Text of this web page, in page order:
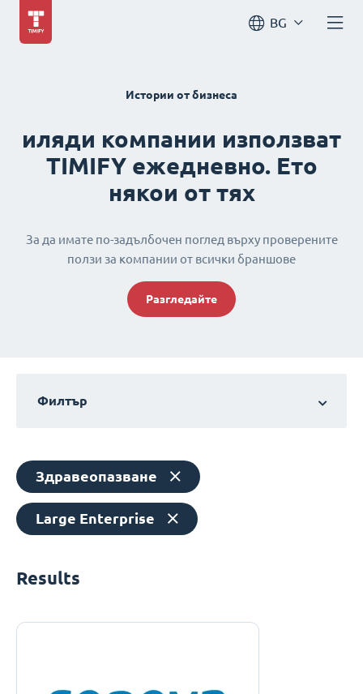
BG
Истории от бизнеса
иляди компании използват
TIMIFY ежедневно. Ето
някои от тях
За да имате по-задълбочен поглед върху проверените
ползи за компании от всички браншове
Разгледайте
Филтър
Здравеопазване
Large Enterprise
Results